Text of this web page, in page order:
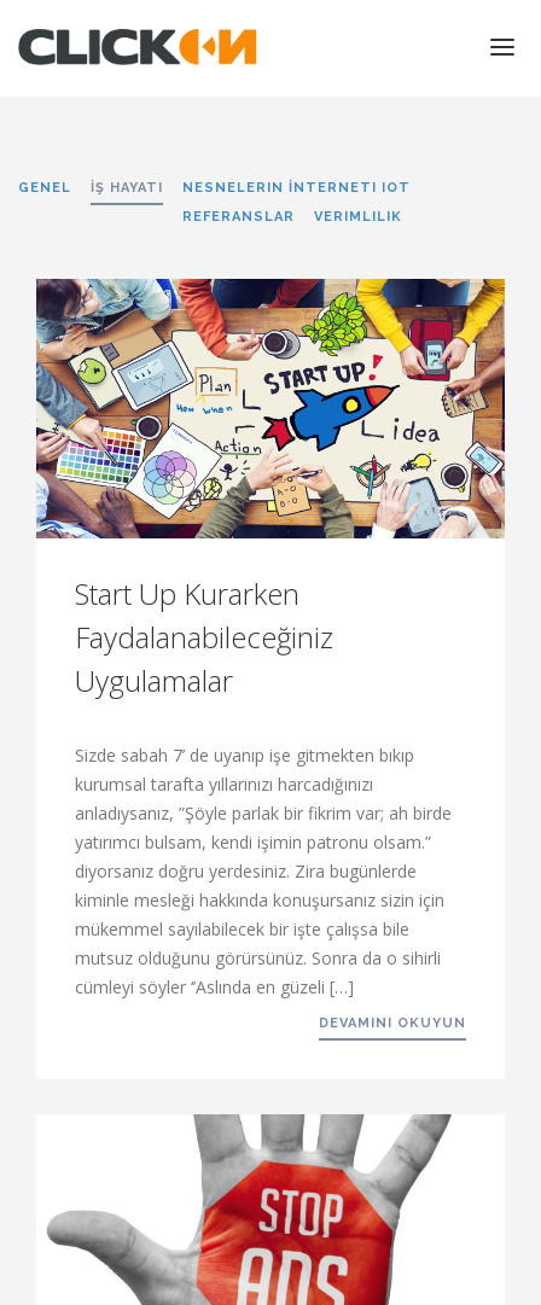
İLETİŞİM
GENEL İŞ HAYATI
NESNELERIN İNTERNETI IOT
REFERANSLAR
VERIMLILIK
Start Up Kurarken
Faydalanabileceğiniz
Uygulamalar
Sizde sabah 7’ de uyanıp işe gitmekten bıkıp
kurumsal tarafta yıllarınızı harcadığınızı
anladıysanız, ”Şöyle parlak bir fikrim var; ah birde
yatırımcı bulsam, kendi işimin patronu olsam.”
diyorsanız doğru yerdesiniz. Zira bugünlerde
kiminle mesleği hakkında konuşursanız sizin için
mükemmel sayılabilecek bir işte çalışsa bile
mutsuz olduğunu görürsünüz. Sonra da o sihirli
cümleyi söyler ‘’Aslında en güzeli […]
DEVAMINI OKUYUN